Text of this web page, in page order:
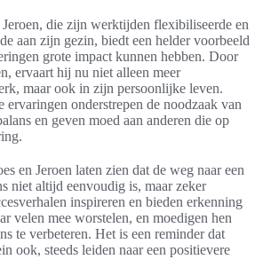
die zijn werktijden flexibiliseerde en
aan zijn gezin, biedt een helder voorbeeld
grote impact kunnen hebben. Door
ervaart hij nu niet alleen meer
maar ook in zijn persoonlijke leven.
onderstrepen de noodzaak van
en geven moed aan anderen die op
en Jeroen laten zien dat de weg naar een
niet altijd eenvoudig is, maar zeker
inspireren en bieden erkenning
velen mee worstelen, en moedigen hen
te verbeteren. Het is een reminder dat
ook, steeds leiden naar een positievere